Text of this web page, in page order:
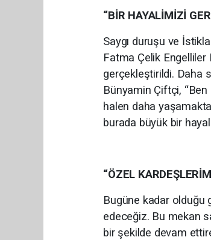
“BİR HAYALİMİZİ
Saygı duruşu ve
Fatma Çelik
gerçekleştirildi. Daha
Bünyamin Çiftçi,
halen daha
burada büyük bir
“ÖZEL
Bugüne kadar
edeceğiz. Bu mekan
bir şekilde devam